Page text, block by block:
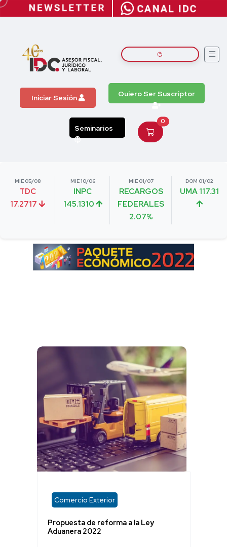
Iniciar Sesión Quiero Ser Suscriptor
Seminarios
0
MIE 05/08
TDC
17.2717
MIE 10/06
INPC
145.1310
MIE 01/07
RECARGOS
FEDERALES
2.07%
DOM 01/02
UMA 117.31
Comercio Exterior
Propuesta de reforma a la Ley
Aduanera 2022